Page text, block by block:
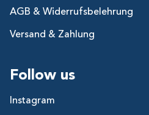
AGB & Widerrufsbelehrung
Versand & Zahlung
Follow us
Instagram